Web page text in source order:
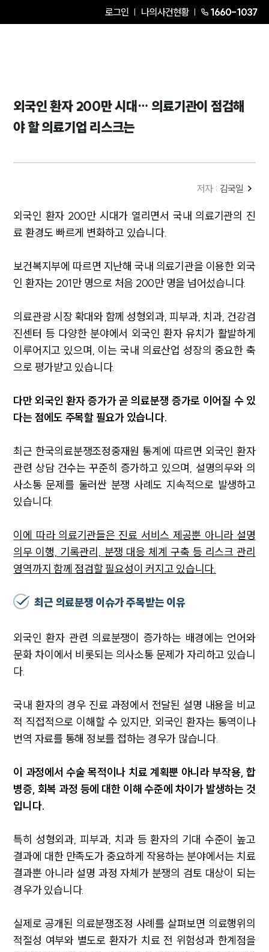
로그인 나의사건현황 1660-1037
외국인 환자 200만 시대… 의료기관이 점검해
야 할 의료기업 리스크는
저자 : 김국일
외국인 환자 200만 시대가 열리면서 국내 의료기관의 진
료 환경도 빠르게 변화하고 있습니다.
보건복지부에 따르면 지난해 국내 의료기관을 이용한 외국
인 환자는 201만 명으로 처음 200만 명을 넘어섰습니다.
의료관광 시장 확대와 함께 성형외과, 피부과, 치과, 건강검
진센터 등 다양한 분야에서 외국인 환자 유치가 활발하게
이루어지고 있으며, 이는 국내 의료산업 성장의 중요한 축
으로 평가받고 있습니다.
다만 외국인 환자 증가가 곧 의료분쟁 증가로 이어질 수 있
다는 점에도 주목할 필요가 있습니다.
최근 한국의료분쟁조정중재원 통계에 따르면 외국인 환자
관련 상담 건수는 꾸준히 증가하고 있으며, 설명의무와 의
사소통 문제를 둘러싼 분쟁 사례도 지속적으로 발생하고
있습니다.
이에 따라 의료기관들은 진료 서비스 제공뿐 아니라 설명
의무 이행, 기록관리, 분쟁 대응 체계 구축 등 리스크 관리
영역까지 함께 점검할 필요성이 커지고 있습니다.
최근 의료분쟁 이슈가 주목받는 이유
외국인 환자 관련 의료분쟁이 증가하는 배경에는 언어와
문화 차이에서 비롯되는 의사소통 문제가 자리하고 있습니
다.
국내 환자의 경우 진료 과정에서 전달된 설명 내용을 비교
적 직접적으로 이해할 수 있지만, 외국인 환자는 통역이나
번역 자료를 통해 정보를 접하는 경우가 많습니다.
이 과정에서 수술 목적이나 치료 계획뿐 아니라 부작용, 합
병증, 회복 과정 등에 대한 이해 수준에 차이가 발생하는 것
입니다.
특히 성형외과, 피부과, 치과 등 환자의 기대 수준이 높고
결과에 대한 만족도가 중요하게 작용하는 분야에서는 치료
결과뿐 아니라 설명 과정 자체가 분쟁의 검토 대상이 되는
경우가 있습니다.
실제로 공개된 의료분쟁조정 사례를 살펴보면 의료행위의
적절성 여부와 별도로 환자가 치료 전 위험성과 한계점을